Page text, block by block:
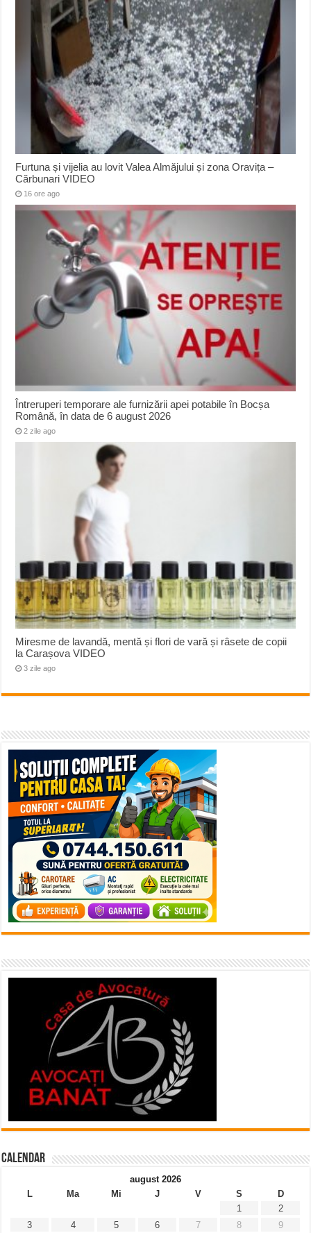
Furtuna și vijelia au lovit Valea Almăjului și zona Oravița –
Cărbunari VIDEO
16 ore ago
Întreruperi temporare ale furnizării apei potabile în Bocșa
Română, în data de 6 august 2026
2 zile ago
Miresme de lavandă, mentă și flori de vară și râsete de copii
la Carașova VIDEO
3 zile ago
Calendar
august 2026
L
Ma Mi J V S
D
1
2
3
4 5 6 7 8
9